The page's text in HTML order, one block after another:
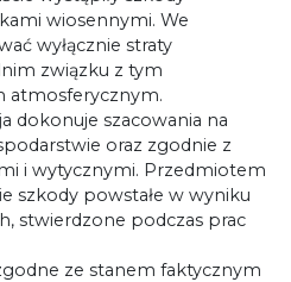
wiosennymi. We
wyłącznie straty
związku z tym
atmosferycznym.
dokonuje szacowania na
oraz zgodnie z
i wytycznymi. Przedmiotem
szkody powstałe w wyniku
stwierdzone podczas prac
ze stanem faktycznym